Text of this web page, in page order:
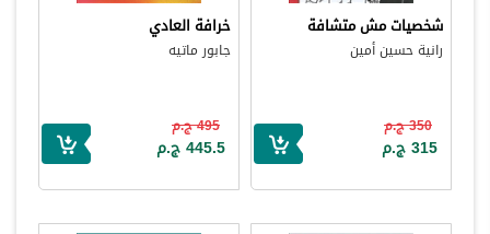
شخصيات مش متشافة
رانية حسين أمين
350 ج.م
315 ج.م
خرافة العادي
جابور ماتيه
495 ج.م
445.5 ج.م